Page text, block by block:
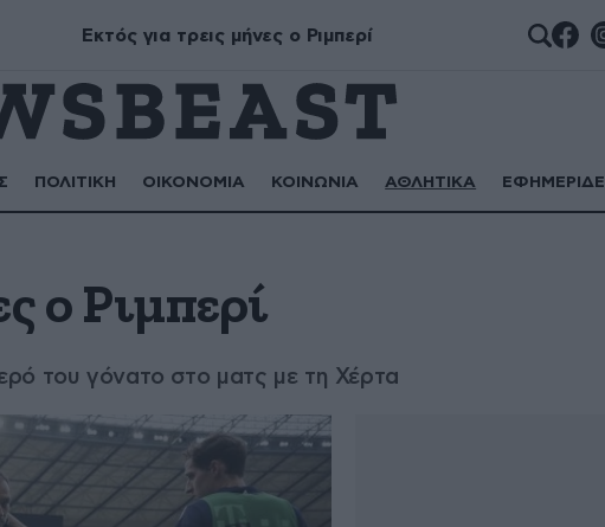
ΠΟΛΙΤΙΚΗ ΟΙΚΟΝΟΜΙΑ ΚΟΙΝΩΝΙΑ ΑΘΛΗΤΙΚΑ
Εκτός για τρεις μήνες ο Ριμπερί
ο Ριμπερί
του γόνατο στο ματς με τη Χέρτα